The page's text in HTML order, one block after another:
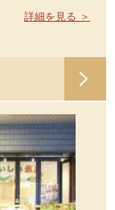
詳細を見る ＞